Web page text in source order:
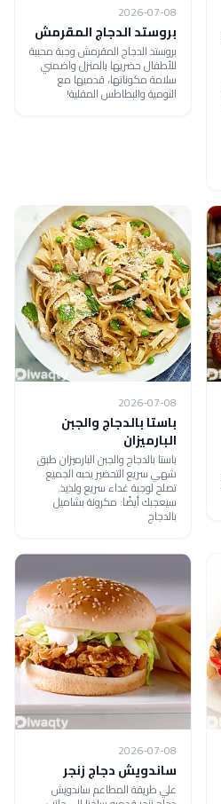
2026-07-08
بروستد الدجاج المقرمش
بروستد الدجاج المقرمش وجبة محببة
للأطفال حضريها بالمنزل واضمني
سلامة مكوناتها، قدميها مع
الثومية والبطاطس المقلية!
2026-07-08
باستا بالدجاج والجبن
البارميزان
باستا بالدجاج والجبن البارميزان طبق
شهي سريع التحضير يحبه الجميع
تصلح لوجبة غداء سريع ولذيذ.
سيعجبك أيضًا: مكرونة بشاميل
بالدجاج
2026-07-08
ساندويش دجاج زنجر
علي طريقة المطاعم ساندويش